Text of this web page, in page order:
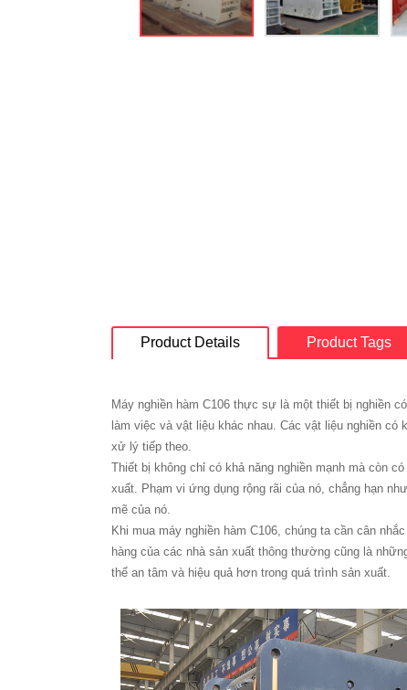
Product Details Product Tags
Máy nghiền hàm C106 thực sự là một thiết bị nghiền
làm việc và vật liệu khác nhau. Các vật liệu nghiền
xử lý tiếp theo.
Thiết bị không chỉ có khả năng nghiền mạnh mà còn
xuất. Phạm vi ứng dụng rộng rãi của nó, chẳng hạn
mẽ của nó.
Khi mua máy nghiền hàm C106, chúng ta cần cân
hàng của các nhà sản xuất thông thường cũng là
thể an tâm và hiệu quả hơn trong quá trình sản xuất.